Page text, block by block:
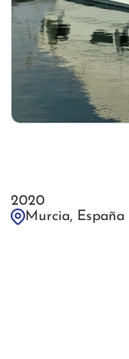
2020
Murcia, España